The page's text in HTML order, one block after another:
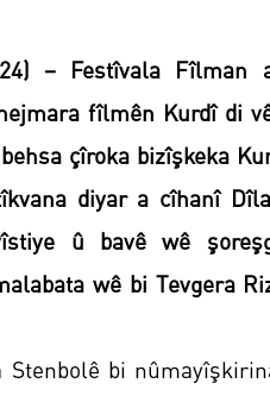
– Festîvala
fîlmên Kurdî di
çîroka bizîşkeka
diyar a cîhanî
û bavê wê
wê bi Tevgera
bi